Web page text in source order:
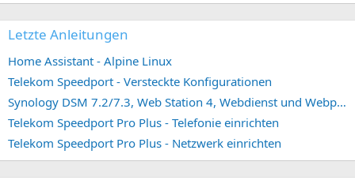
Letzte Anleitungen
Home Assistant - Alpine Linux
Telekom Speedport - Versteckte Konfigurationen
Synology DSM 7.2/7.3, Web Station 4, Webdienst und Webportal erstellen (ehemals vHost)
Telekom Speedport Pro Plus - Telefonie einrichten
Telekom Speedport Pro Plus - Netzwerk einrichten